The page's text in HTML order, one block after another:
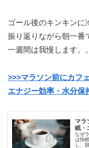
ゴール後のキンキンに
振り返りながら朝一番
一週間は我慢します。
>>>マラソン前にカフ
エナジー効率・水分保
マラ
眠・
なぜ
は快
し、